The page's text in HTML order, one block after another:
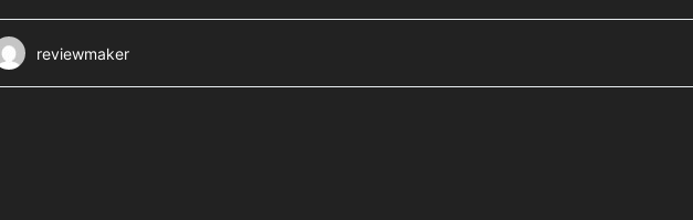
reviewmaker